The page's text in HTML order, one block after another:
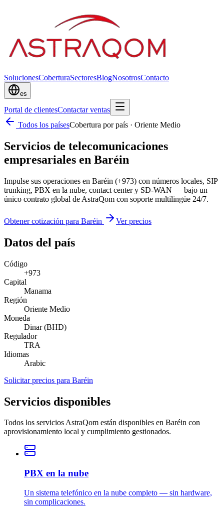
SolucionesCoberturaSectoresBlogNosotrosContacto
es
Portal de clientesContactar ventas
Todos los paísesCobertura por país · Oriente Medio
Servicios de telecomunicaciones
empresariales en Baréin
Impulse sus operaciones en Baréin (+973) con números locales, SIP
trunking, PBX en la nube, contact center y SD-WAN — bajo un
único contrato global de AstraQom con soporte multilingüe 24/7.
Obtener cotización para Baréin Ver precios
Datos del país
Código
+973
Capital
Manama
Región
Oriente Medio
Moneda
Dinar (BHD)
Regulador
TRA
Idiomas
Arabic
Solicitar precios para Baréin
Servicios disponibles
Todos los servicios AstraQom están disponibles en Baréin con
aprovisionamiento local y cumplimiento gestionados.
PBX en la nube
Un sistema telefónico en la nube completo — sin hardware,
sin complicaciones.